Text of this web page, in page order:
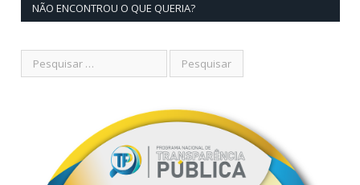
NÃO ENCONTROU O QUE QUERIA?